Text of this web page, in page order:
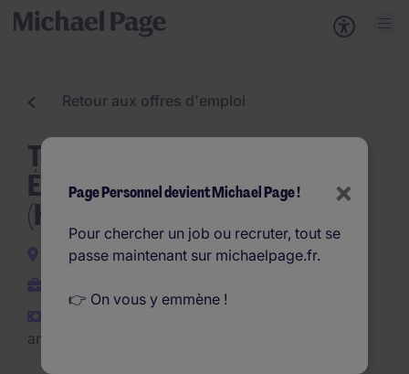
Retour aux offres d'emploi
Technicien SAV
Électromécanicien Itinérant
(H/F)
Montlhéry
an
×
Page Personnel devient Michael Page !
Pour chercher un job ou recruter, tout se
passe maintenant sur michaelpage.fr.
👉 On vous y emmène !